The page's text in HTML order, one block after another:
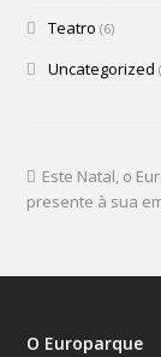
Teatro (6)
Uncategorized
Este Natal, o
presente à sua
O Europarque